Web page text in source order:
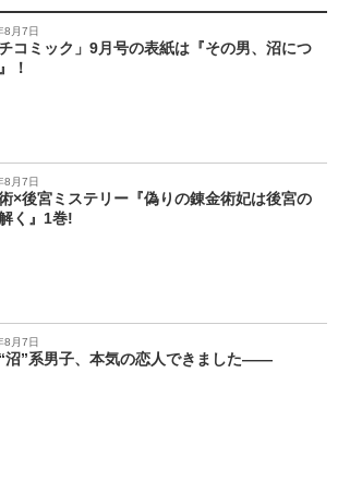
8月7日
チコミック」9月号の表紙は『その男、沼につ
！
8月7日
×後宮ミステリー『偽りの錬金術妃は後宮の
く』1巻!
8月7日
沼”系男子、本気の恋人できました――